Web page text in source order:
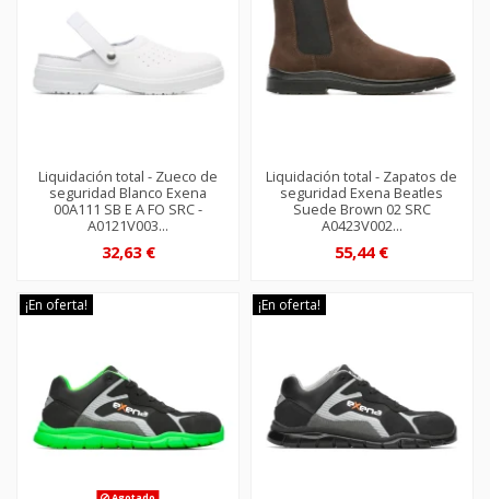
Liquidación total - Zueco de
seguridad Blanco Exena
00A111 SB E A FO SRC -
A0121V003...
32,63 €
Liquidación total - Zapatos de
seguridad Exena Beatles
Suede Brown 02 SRC
A0423V002...
55,44 €
¡En oferta! ¡En oferta!